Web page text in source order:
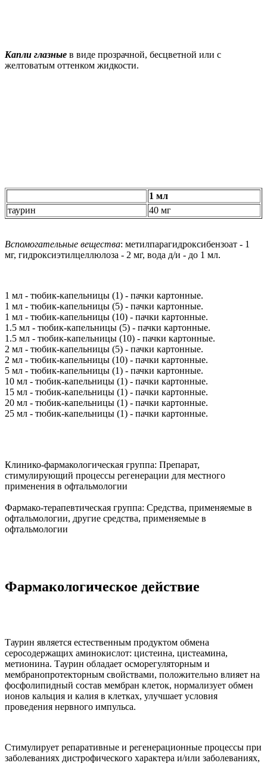
Капли глазные в виде прозрачной, бесцветной или с
желтоватым оттенком жидкости.
1 мл
таурин
40 мг
Вспомогательные вещества: метилпарагидроксибензоат - 1
мг, гидроксиэтилцеллюлоза - 2 мг, вода д/и - до 1 мл.
1 мл - тюбик-капельницы (1) - пачки картонные.
1 мл - тюбик-капельницы (5) - пачки картонные.
1 мл - тюбик-капельницы (10) - пачки картонные.
1.5 мл - тюбик-капельницы (5) - пачки картонные.
1.5 мл - тюбик-капельницы (10) - пачки картонные.
2 мл - тюбик-капельницы (5) - пачки картонные.
2 мл - тюбик-капельницы (10) - пачки картонные.
5 мл - тюбик-капельницы (1) - пачки картонные.
10 мл - тюбик-капельницы (1) - пачки картонные.
15 мл - тюбик-капельницы (1) - пачки картонные.
20 мл - тюбик-капельницы (1) - пачки картонные.
25 мл - тюбик-капельницы (1) - пачки картонные.
Клинико-фармакологическая группа: Препарат,
стимулирующий процессы регенерации для местного
применения в офтальмологии
Фармако-терапевтическая группа: Средства, применяемые в
офтальмологии, другие средства, применяемые в
офтальмологии
Фармакологическое действие
Таурин является естественным продуктом обмена
серосодержащих аминокислот: цистеина, цистеамина,
метионина. Таурин обладает осморегуляторным и
мембранопротекторным свойствами, положительно влияет на
фосфолипидный состав мембран клеток, нормализует обмен
ионов кальция и калия в клетках, улучшает условия
проведения нервного импульса.
Стимулирует репаративные и регенерационные процессы при
заболеваниях дистрофического характера и/или заболеваниях,